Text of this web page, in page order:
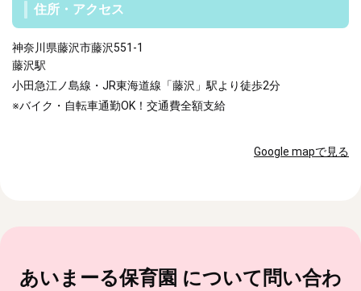
住所・アクセス
神奈川県藤沢市藤沢551-1
藤沢駅
小田急江ノ島線・JR東海道線「藤沢」駅より徒歩2分
※バイク・自転車通勤OK！交通費全額支給
Google mapで見る
あいまーる保育園 について問い合わ